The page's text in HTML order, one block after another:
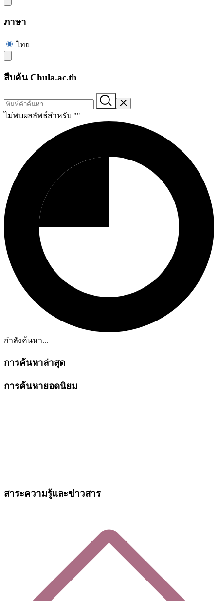
ภาษา
ไทย
สืบค้น Chula.ac.th
ไม่พบผลลัพธ์สำหรับ ""
กำลังค้นหา...
การค้นหาล่าสุด
การค้นหายอดนิยม
สาระความรู้และข่าวสาร